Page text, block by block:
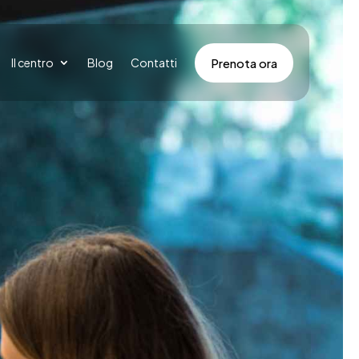
Il centro Blog Contatti Prenota ora